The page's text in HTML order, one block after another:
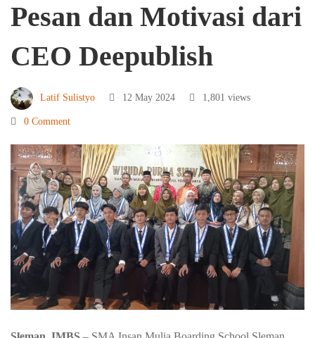
Mulia
Boarding
School
Dilengkapi
dengan
Pesan
dan
Pesan dan Motivasi dari
CEO Deepublish
Latif Sulistyo 12 May 2024 1,801 views
0 Comment